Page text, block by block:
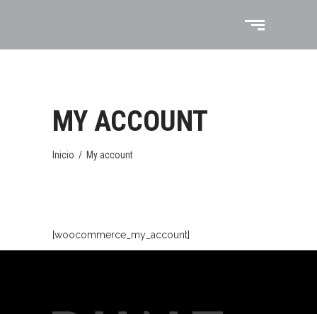
MY ACCOUNT
Inicio / My account
[woocommerce_my_account]